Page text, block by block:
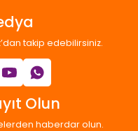
takip edebilirsiniz.
Olun
haberdar olun.